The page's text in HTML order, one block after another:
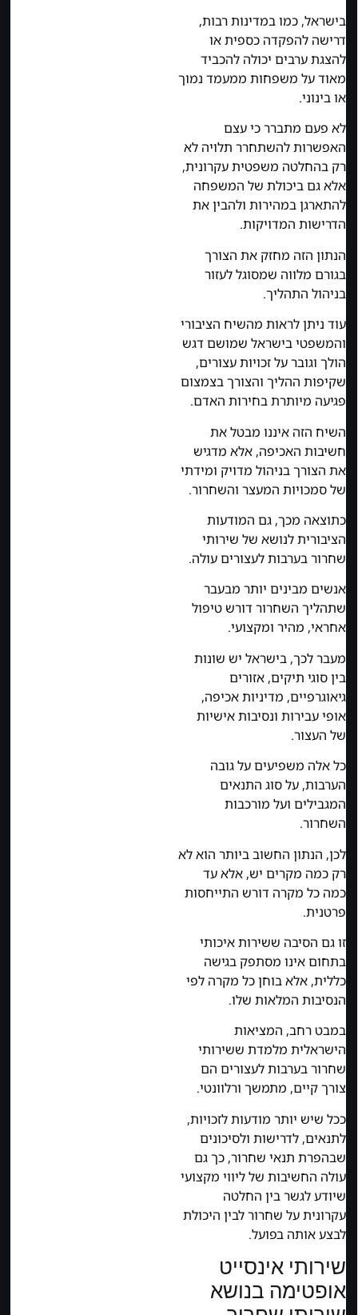
בישראל, כמו במדינות רבות,
דרישה להפקדה כספית או
להצגת ערבים יכולה להכביד
מאוד על משפחות ממעמד נמוך
או בינוני.
לא פעם מתברר כי עצם
האפשרות להשתחרר תלויה לא
רק בהחלטה משפטית עקרונית,
אלא גם ביכולת של המשפחה
להתארגן במהירות ולהבין את
הדרישות המדויקות.
הנתון הזה מחזק את הצורך
בגורם מלווה שמסוגל לעזור
בניהול התהליך.
עוד ניתן לראות מהשיח הציבורי
והמשפטי בישראל שמושם דגש
הולך וגובר על זכויות עצורים,
שקיפות ההליך והצורך בצמצום
פגיעה מיותרת בחירות האדם.
השיח הזה איננו מבטל את
חשיבות האכיפה, אלא מדגיש
את הצורך בניהול מדויק ומידתי
של סמכויות המעצר והשחרור.
כתוצאה מכך, גם המודעות
הציבורית לנושא של שירותי
שחרור בערבות לעצורים עולה.
אנשים מבינים יותר מבעבר
שתהליך השחרור דורש טיפול
אחראי, מהיר ומקצועי.
מעבר לכך, בישראל יש שונות
בין סוגי תיקים, אזורים
גיאוגרפיים, מדיניות אכיפה,
אופי עבירות ונסיבות אישיות
של העצור.
כל אלה משפיעים על גובה
הערבות, על סוג התנאים
המגבילים ועל מורכבות
השחרור.
לכן, הנתון החשוב ביותר הוא לא
רק כמה מקרים יש, אלא עד
כמה כל מקרה דורש התייחסות
פרטנית.
זו גם הסיבה ששירות איכותי
בתחום אינו מסתפק בגישה
כללית, אלא בוחן כל מקרה לפי
הנסיבות המלאות שלו.
במבט רחב, המציאות
הישראלית מלמדת ששירותי
שחרור בערבות לעצורים הם
צורך קיים, מתמשך ורלוונטי.
ככל שיש יותר מודעות לזכויות,
לתנאים, לדרישות ולסיכונים
שבהפרת תנאי שחרור, כך גם
עולה החשיבות של ליווי מקצועי
שיודע לגשר בין החלטה
עקרונית על שחרור לבין היכולת
לבצע אותה בפועל.
שירותי אינסייט
אופטימה בנושא